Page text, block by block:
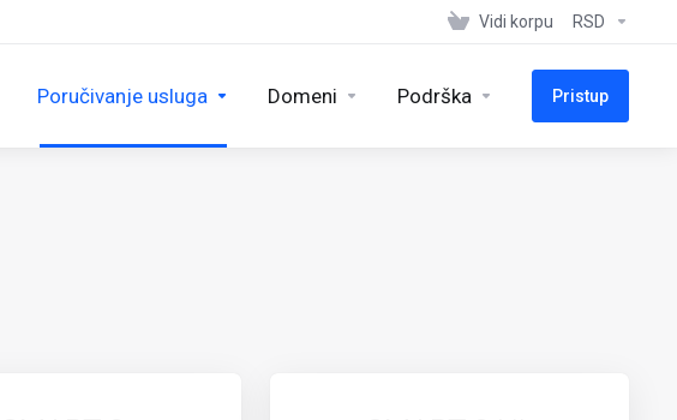
Vidi korpu RSD
Poručivanje usluga Domeni Podrška Pristup